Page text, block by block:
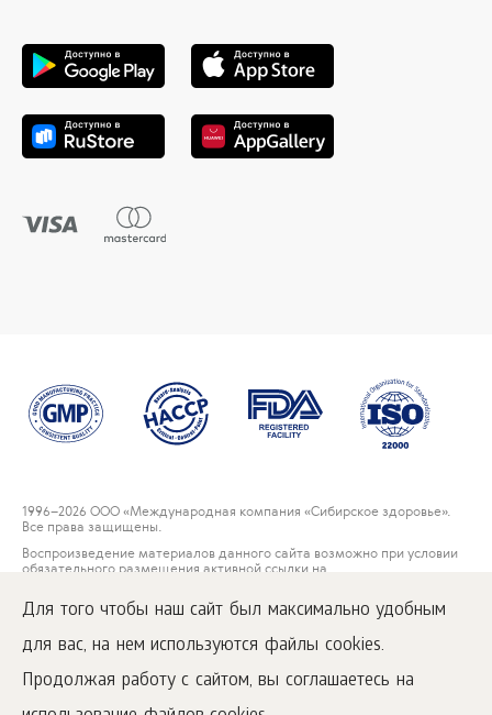
Для того чтобы наш сайт был максимально удобным
для вас, на нем используются файлы cookies.
Продолжая работу с сайтом, вы соглашаетесь на
1996–2026 ООО «Международная компания «Сибирское здоровье».
Все права защищены.
Воспроизведение материалов данного сайта возможно при условии
обязательного размещения активной ссылки на
Контакты
Пользовательское соглашение
Политика конфиденциальности